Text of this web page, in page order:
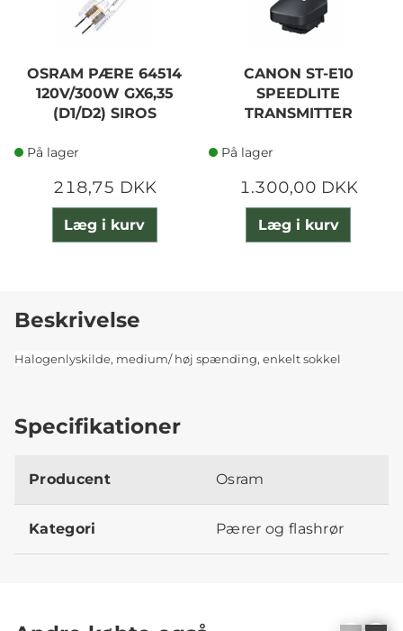
OSRAM PÆRE 64514
120V/300W GX6,35
(D1/D2) SIROS
På lager
218,75 DKK
Læg i kurv
CANON ST-E10
SPEEDLITE
TRANSMITTER
På lager
1.300,00 DKK
Læg i kurv
Beskrivelse
Halogenlyskilde, medium/ høj spænding, enkelt sokkel
Specifikationer
Producent Osram
Kategori Pærer og flashrør